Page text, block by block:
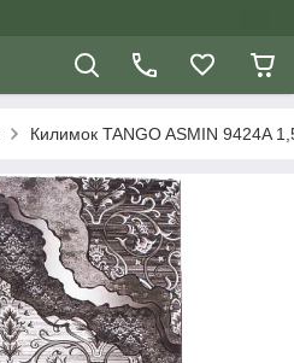
Килимок TANGO ASMIN 9424A